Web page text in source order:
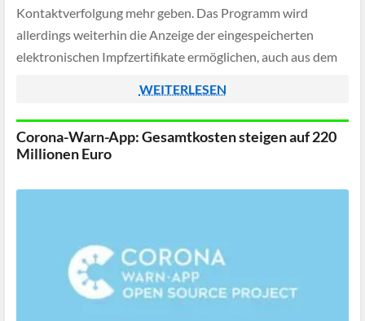
Kontaktverfolgung mehr geben. Das Programm wird
allerdings weiterhin die Anzeige der eingespeicherten
elektronischen Impfzertifikate ermöglichen, auch aus dem
WEITERLESEN
Corona-Warn-App: Gesamtkosten steigen auf 220
Millionen Euro